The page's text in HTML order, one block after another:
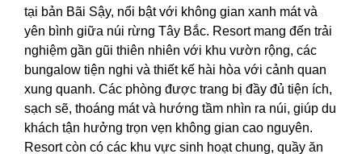
tại bản Bãi Sậy, nổi bật với không gian xanh mát và
yên bình giữa núi rừng Tây Bắc. Resort mang đến trải
nghiệm gần gũi thiên nhiên với khu vườn rộng, các
bungalow tiện nghi và thiết kế hài hòa với cảnh quan
xung quanh. Các phòng được trang bị đầy đủ tiện ích,
sạch sẽ, thoáng mát và hướng tầm nhìn ra núi, giúp du
khách tận hưởng trọn vẹn không gian cao nguyên.
Resort còn có các khu vực sinh hoạt chung, quầy ăn